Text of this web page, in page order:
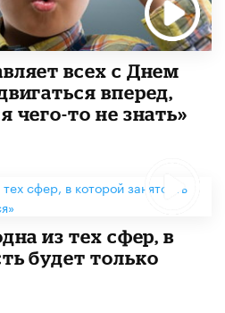
всех с Днем
вперед,
чего-то не знать»
из тех сфер, в
будет только